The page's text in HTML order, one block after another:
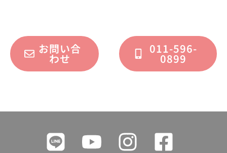
お問い合
わせ
011-596-
0899